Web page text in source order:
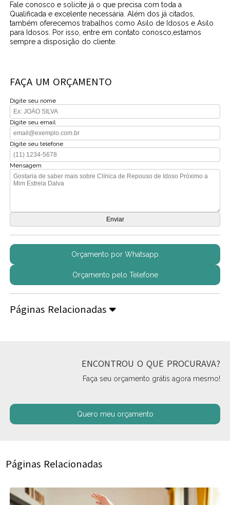
Fale conosco e solicite já o que precisa com toda a
Qualificada e excelente necessária. Além dos já citados,
também oferecemos trabalhos como Asilo de Idosos e Asilo
para Idosos. Por isso, entre em contato conosco,estamos
sempre a disposição do cliente.
FAÇA UM ORÇAMENTO
Digite seu nome
Digite seu email
Digite seu telefone
Mensagem
Orçamento por Whatsapp
Orçamento pelo Telefone
Páginas Relacionadas
ENCONTROU O QUE PROCURAVA?
Faça seu orçamento grátis agora mesmo!
Quero meu orçamento
Páginas Relacionadas